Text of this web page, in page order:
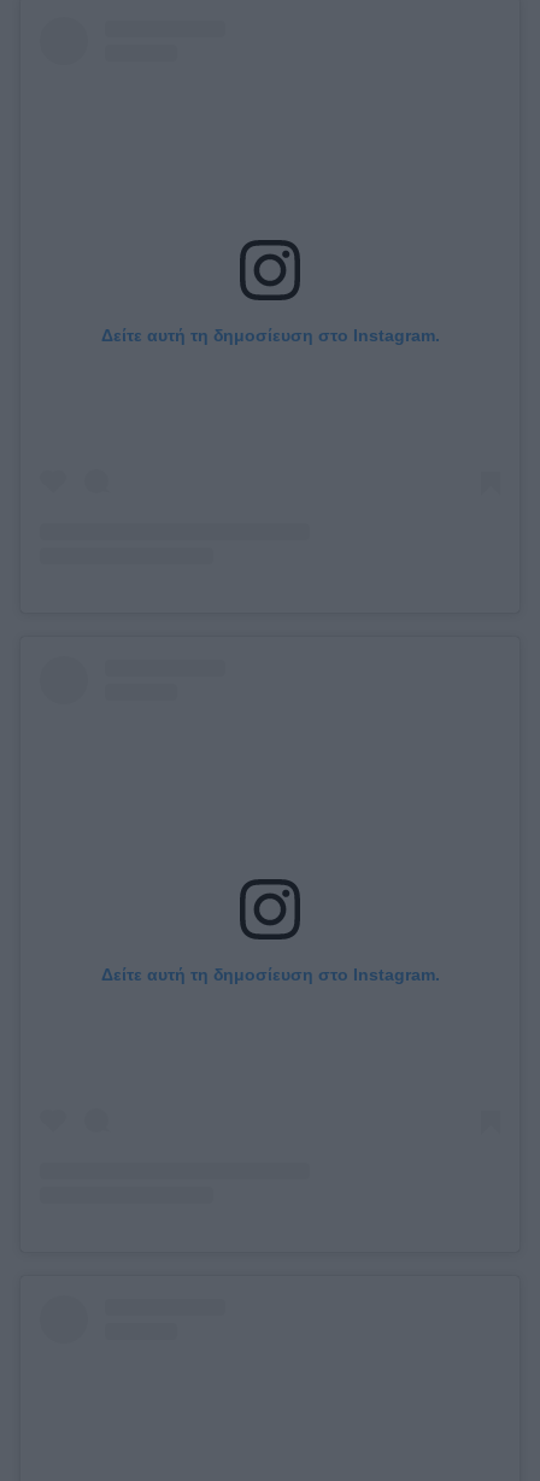
Δείτε αυτή τη δημοσίευση στο Instagram.
Δείτε αυτή τη δημοσίευση στο Instagram.